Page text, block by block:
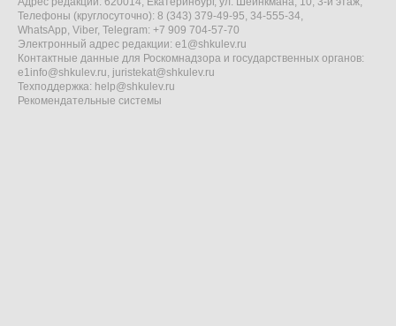
Телефоны (круглосуточно): 8 (343) 379-49-95, 34-555-34,
WhatsApp, Viber, Telegram: +7 909 704-57-70
Электронный адрес редакции: e1@shkulev.ru
Контактные данные для Роскомнадзора и государственных органов:
e1info@shkulev.ru, juristekat@shkulev.ru
Техподдержка: help@shkulev.ru
Рекомендательные системы